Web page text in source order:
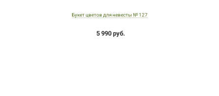
Букет цветов для невесты № 127
5 990 руб.